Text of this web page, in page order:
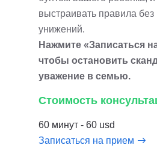
выстраивать правила без
унижений.
Нажмите «Записаться
чтобы остановить
уважение в семью.
Стоимость
60 минут - 60 usd
Записаться на прием